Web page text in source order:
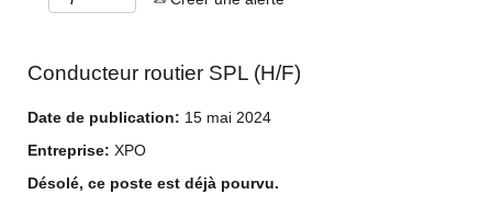
Conducteur routier SPL (H/F)
Date de publication: 15 mai 2024
Entreprise: XPO
Désolé, ce poste est déjà pourvu.